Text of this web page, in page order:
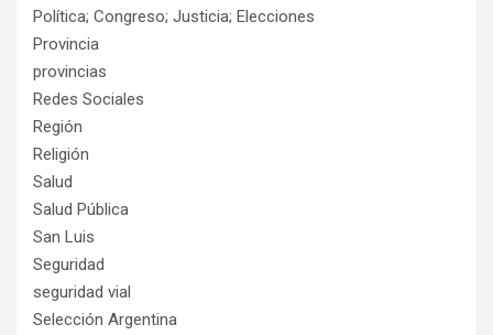
Política; Congreso; Justicia; Elecciones
Provincia
provincias
Redes Sociales
Región
Religión
Salud
Salud Pública
San Luis
Seguridad
seguridad vial
Selección Argentina